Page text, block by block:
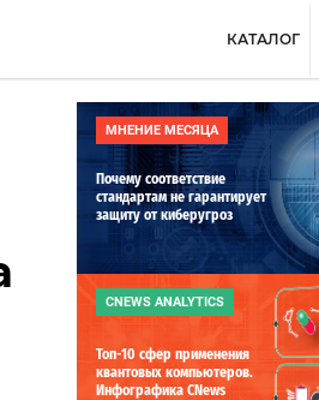
КАТАЛОГ
МНЕНИЕ МЕСЯЦА
Почему соответствие
стандартам не гарантирует
защиту от киберугроз
CNEWS ANALYTICS
Топ-10 сфер применения
квантовых компьютеров.
Инфографика CNews